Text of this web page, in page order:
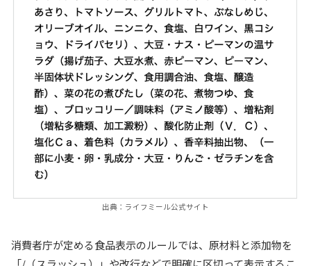
出典：ライフミール公式サイト
消費者庁が定める食品表示のルールでは、原材料と添加物を